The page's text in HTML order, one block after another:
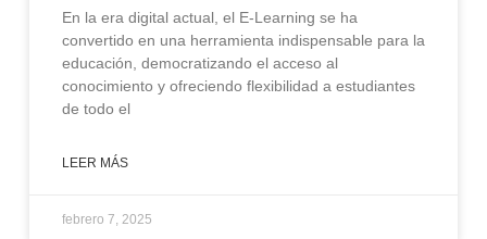
En la era digital actual, el E-Learning se ha
convertido en una herramienta indispensable para la
educación, democratizando el acceso al
conocimiento y ofreciendo flexibilidad a estudiantes
de todo el
LEER MÁS
febrero 7, 2025